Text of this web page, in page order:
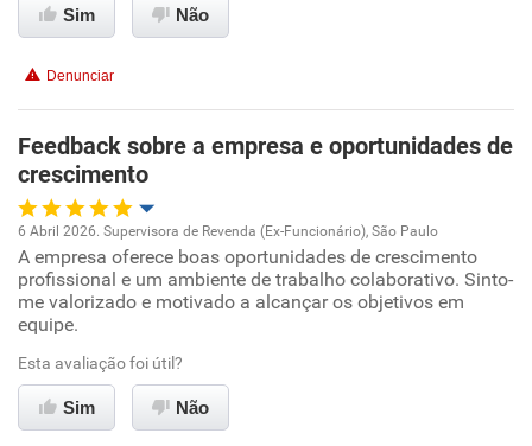
Sim Não
Denunciar
Feedback sobre a empresa e oportunidades de
crescimento
Oportunidade de promoção
Ambiente de trabalho
Conciliação com a vida familiar
Benefícios
6 Abril 2026. Supervisora de Revenda (Ex-Funcionário), São Paulo
A empresa oferece boas oportunidades de crescimento
profissional e um ambiente de trabalho colaborativo. Sinto-
me valorizado e motivado a alcançar os objetivos em
equipe.
Esta avaliação foi útil?
Sim Não